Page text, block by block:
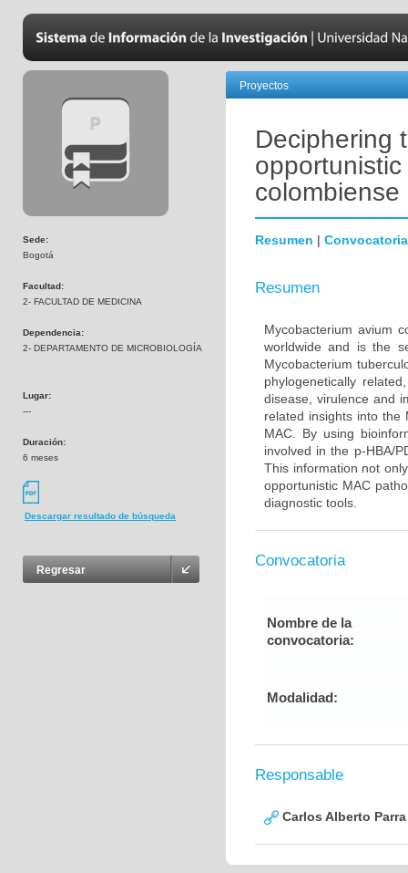
Sede:
Bogotá
Facultad:
2- FACULTAD DE MEDICINA
Dependencia:
2- DEPARTAMENTO DE MICROBIOLOGÍA
Lugar:
---
Duración:
6 meses
Descargar resultado de búsqueda
Regresar
Proyectos
Deciphering
colombiense
Resumen | Convocatoria
Resumen
Mycobacterium avium
worldwide and is the
Mycobacterium
phylogenetically
disease, virulence and
related insights into the
MAC. By using
involved in the p-HBA/
This information not
opportunistic MAC
diagnostic tools.
Convocatoria
Nombre de la
convocatoria:
Modalidad:
Responsable
Carlos Alberto